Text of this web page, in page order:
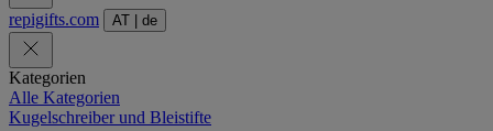
repigifts.com AT de
Kategorien
Alle Kategorien
Kugelschreiber und Bleistifte